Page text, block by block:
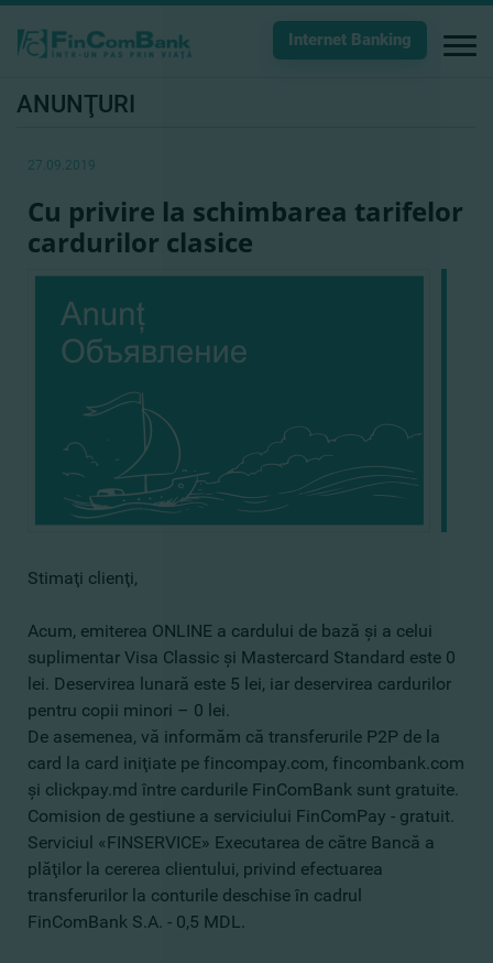
Internet Banking
ANUNŢURI
27.09.2019
Cu privire la schimbarea tarifelor
cardurilor clasice
Stimaţi clienţi,
Acum, emiterea ONLINE a cardului de bază şi a celui
suplimentar Visa Classic şi Mastercard Standard este 0
lei. Deservirea lunară este 5 lei, iar deservirea cardurilor
pentru copii minori – 0 lei.
De asemenea, vă informăm că transferurile P2P de la
card la card iniţiate pe fincompay.com, fincombank.com
şi clickpay.md între cardurile FinComBank sunt gratuite.
Comision de gestiune a serviciului FinComPay - gratuit.
Serviciul «FINSERVICE» Executarea de către Bancă a
plăţilor la cererea clientului, privind efectuarea
transferurilor la conturile deschise în cadrul
FinComBank S.A. - 0,5 MDL.